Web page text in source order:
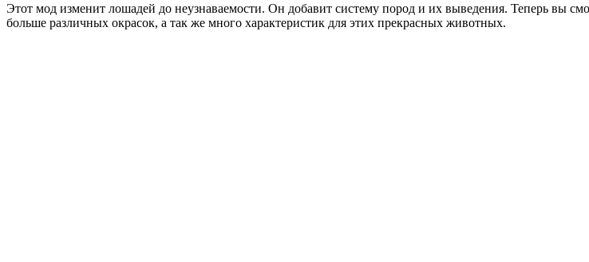
Этот мод изменит лошадей до неузнаваемости. Он добавит систему пород и их выведения. Теперь вы
больше различных окрасок, а так же много характеристик для этих прекрасных животных.